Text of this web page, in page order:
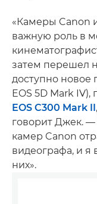
«Камеры Canon
важную роль в
затем перешел
доступно новое
EOS 5D Mark
EOS C300 Mark II
говорит Джек.
камер Canon
видеографа, и я
них».